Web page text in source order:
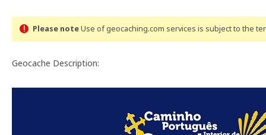
Please noteUse of geocaching.com services is subject to the
Geocache Description: